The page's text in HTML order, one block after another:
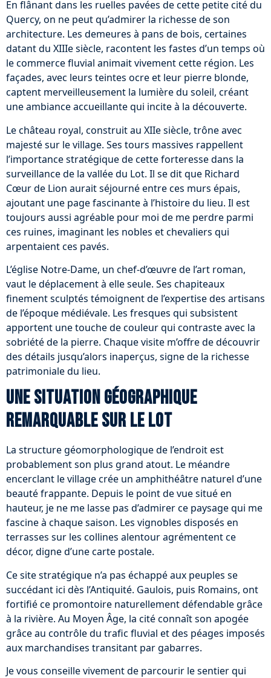
En flânant dans les ruelles pavées de cette petite cité du
Quercy, on ne peut qu’admirer la richesse de son
architecture. Les demeures à pans de bois, certaines
datant du XIIIe siècle, racontent les fastes d’un temps où
le commerce fluvial animait vivement cette région. Les
façades, avec leurs teintes ocre et leur pierre blonde,
captent merveilleusement la lumière du soleil, créant
une ambiance accueillante qui incite à la découverte.
Le château royal, construit au XIIe siècle, trône avec
majesté sur le village. Ses tours massives rappellent
l’importance stratégique de cette forteresse dans la
surveillance de la vallée du Lot. Il se dit que Richard
Cœur de Lion aurait séjourné entre ces murs épais,
ajoutant une page fascinante à l’histoire du lieu. Il est
toujours aussi agréable pour moi de me perdre parmi
ces ruines, imaginant les nobles et chevaliers qui
arpentaient ces pavés.
L’église Notre-Dame, un chef-d’œuvre de l’art roman,
vaut le déplacement à elle seule. Ses chapiteaux
finement sculptés témoignent de l’expertise des artisans
de l’époque médiévale. Les fresques qui subsistent
apportent une touche de couleur qui contraste avec la
sobriété de la pierre. Chaque visite m’offre de découvrir
des détails jusqu’alors inaperçus, signe de la richesse
patrimoniale du lieu.
Une situation géographique
remarquable sur le Lot
La structure géomorphologique de l’endroit est
probablement son plus grand atout. Le méandre
encerclant le village crée un amphithéâtre naturel d’une
beauté frappante. Depuis le point de vue situé en
hauteur, je ne me lasse pas d’admirer ce paysage qui me
fascine à chaque saison. Les vignobles disposés en
terrasses sur les collines alentour agrémentent ce
décor, digne d’une carte postale.
Ce site stratégique n’a pas échappé aux peuples se
succédant ici dès l’Antiquité. Gaulois, puis Romains, ont
fortifié ce promontoire naturellement défendable grâce
à la rivière. Au Moyen Âge, la cité connaît son apogée
grâce au contrôle du trafic fluvial et des péages imposés
aux marchandises transitant par gabarres.
Je vous conseille vivement de parcourir le sentier qui